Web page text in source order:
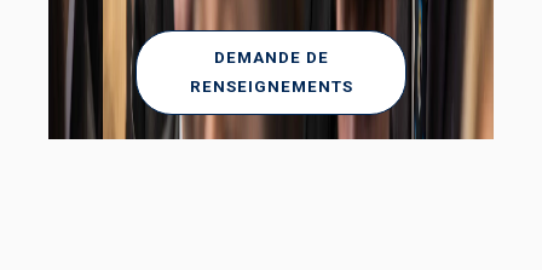
DEMANDE DE
RENSEIGNEMENTS